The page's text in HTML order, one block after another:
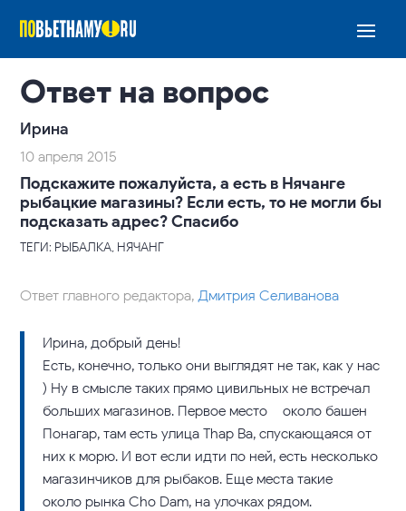
Ответ на вопрос
Ирина
10 апреля 2015
Подскажите пожалуйста, а есть в Нячанге
рыбацкие магазины? Если есть, то не могли бы
подсказать адрес? Спасибо
ТЕГИ: РЫБАЛКА, НЯЧАНГ
Ответ главного редактора,Дмитрия Селиванова
Ирина, добрый день!
Есть, конечно, только они выглядят не так, как у нас
) Ну в смысле таких прямо цивильных не встречал
больших магазинов. Первое место – около башен
Понагар, там есть улица Thap Ba, спускающаяся от
них к морю. И вот если идти по ней, есть несколько
магазинчиков для рыбаков. Еще места такие –
около рынка Cho Dam, на улочках рядом.